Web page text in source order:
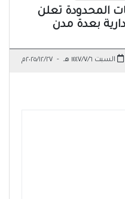
المحدودة تعلن
بعدة مدن
السبت ١٤٤٧/٧/٦ هـ - ٢٠٢٥/١٢/٢٧م